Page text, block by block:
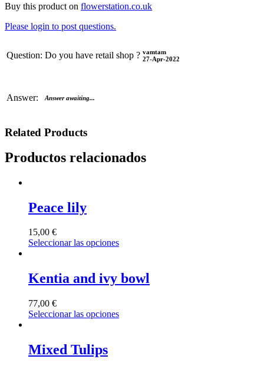
Buy this product on flowerstation.co.uk
Please login to post questions.
Question: Do you have retail shop ? vamtam
27-Apr-2022
Answer: Answer awaiting...
Related Products
Productos relacionados
Peace lily
15,00 €
Seleccionar las opciones
Kentia and ivy bowl
77,00 €
Seleccionar las opciones
Mixed Tulips